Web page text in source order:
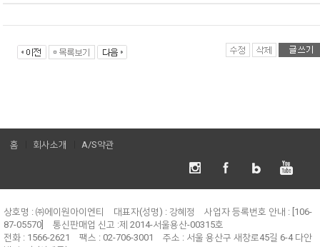
홈 회사소개 A/S약관
상호명 : ㈜에이원아이엔티 대표자(성명) : 강혜정
사업자 등록번호 안내 : [106-
87-05570]
통신판매업 신고 :제 2014-서울용산-00315호
전화 : 1566-2621
팩스 : 02-706-3001
주소 : 서울 용산구 새창로45길 6-4 다안